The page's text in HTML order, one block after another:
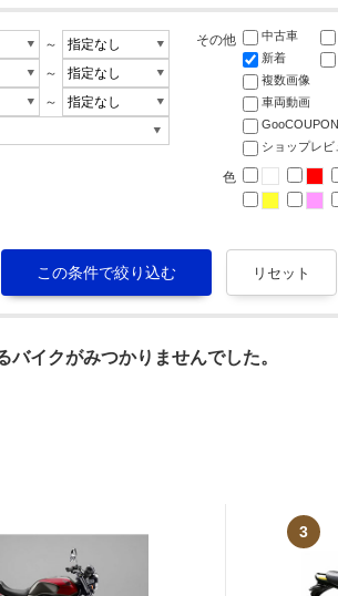
～
～
～
その他 中古車
新着
複数画像
車両動画
GooCOUPON
ショップレビ
色
バイクがみつかりませんでした。
3